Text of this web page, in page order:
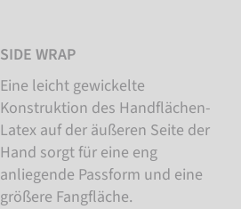
SIDE WRAP
Eine leicht gewickelte
Konstruktion des Handflächen-
Latex auf der äußeren Seite der
Hand sorgt für eine eng
anliegende Passform und eine
größere Fangfläche.